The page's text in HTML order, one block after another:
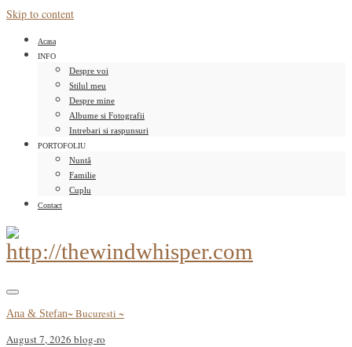
Skip to content
Acasa
INFO
Despre voi
Stilul meu
Despre mine
Albume si Fotografii
Intrebari si raspunsuri
PORTOFOLIU
Nuntă
Familie
Cuplu
Contact
Ana & Stefan~ Bucuresti ~
August 7, 2026 blog-ro